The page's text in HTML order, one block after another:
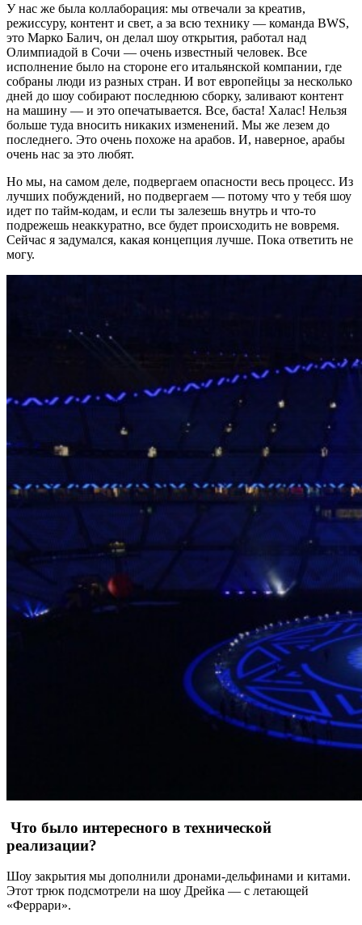
У нас же была коллаборация: мы отвечали за креатив,
режиссуру, контент и свет, а за всю технику — команда BWS,
это Марко Балич, он делал шоу открытия, работал над
Олимпиадой в Сочи — очень известный человек. Все
исполнение было на стороне его итальянской компании, где
собраны люди из разных стран. И вот европейцы за несколько
дней до шоу собирают последнюю сборку, заливают контент
на машину — и это опечатывается. Все, баста! Халас! Нельзя
больше туда вносить никаких изменений. Мы же лезем до
последнего. Это очень похоже на арабов. И, наверное, арабы
очень нас за это любят.
Но мы, на самом деле, подвергаем опасности весь процесс. Из
лучших побуждений, но подвергаем — потому что у тебя шоу
идет по тайм-кодам, и если ты залезешь внутрь и что-то
подрежешь неаккуратно, все будет происходить не вовремя.
Сейчас я задумался, какая концепция лучше. Пока ответить не
могу.
Что было интересного в технической
реализации?
Шоу закрытия мы дополнили дронами-дельфинами и китами.
Этот трюк подсмотрели на шоу Дрейка — с летающей
«Феррари».